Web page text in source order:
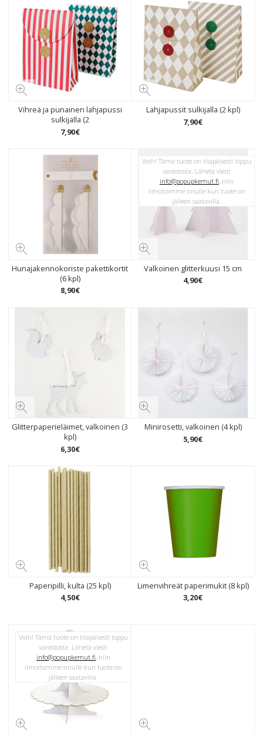
Vihreä ja punainen lahjapussi
sulkijalla (2
7,90€
Lahjapussit sulkijalla (2 kpl)
7,90€
Hunajakennokoriste pakettikortit
(6 kpl)
8,90€
Valkoinen glitterkuusi 15 cm
4,90€
Voih! Tämä tuote on tilapäisesti loppu
varastosta. Lähetä viesti
info@popupkemut.fi, niin
ilmoitamme sinulle kun tuote on
jälleen saatavilla.
Glitterpaperieläimet, valkoinen (3
kpl)
6,30€
Minirosetti, valkoinen (4 kpl)
5,90€
Paperipilli, kulta (25 kpl)
4,50€
Limenvihreät paperimukit (8 kpl)
3,20€
Voih! Tämä tuote on tilapäisesti loppu
varastosta. Lähetä viesti
info@popupkemut.fi, niin
ilmoitamme sinulle kun tuote on
jälleen saatavilla.